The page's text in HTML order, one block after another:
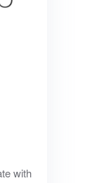
with